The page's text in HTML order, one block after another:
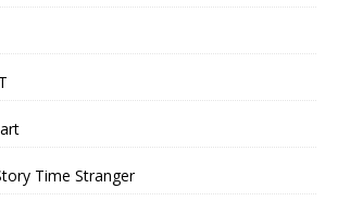
Time Stranger